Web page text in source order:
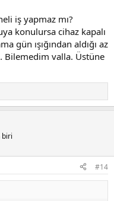
iş yapmaz mı?
konulursa cihaz kapalı
gün ışığından aldığı az
Bilemedim valla. Üstüne
biri
#14